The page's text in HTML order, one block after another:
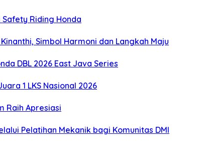
Riding Honda
Simbol Harmoni dan Langkah Maju
DBL 2026 East Java Series
1 LKS Nasional 2026
Raih Apresiasi
Pelatihan Mekanik bagi Komunitas DMI